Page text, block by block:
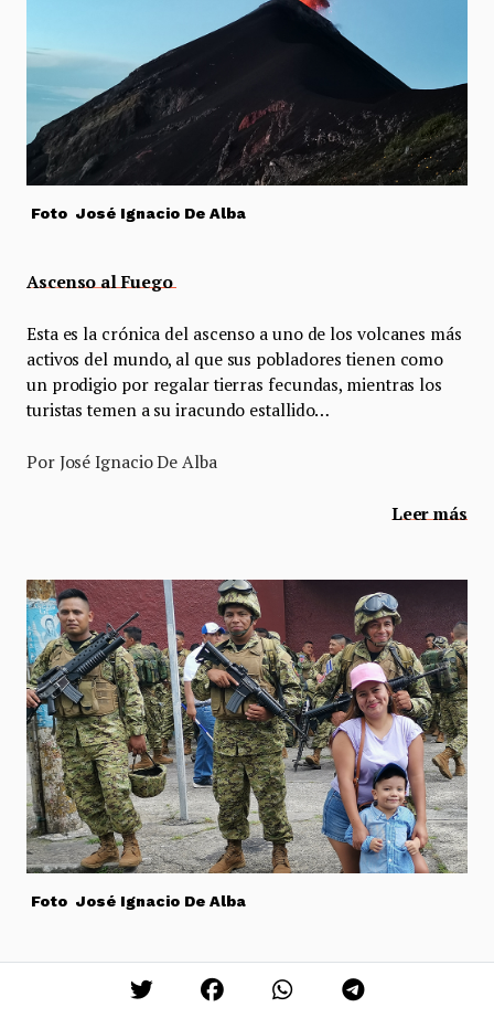
Foto José Ignacio De Alba
Ascenso al Fuego
Esta es la crónica del ascenso a uno de los volcanes más
activos del mundo, al que sus pobladores tienen como
un prodigio por regalar tierras fecundas, mientras los
turistas temen a su iracundo estallido…
Por José Ignacio De Alba
Leer más
Foto José Ignacio De Alba
Centroamérica: las fronteras del abandono